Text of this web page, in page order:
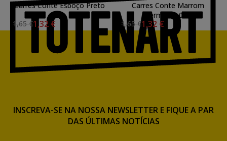
Carres Conte Esboço Preto
B
1,65 €1,32 €
Carres Conte Marrom
Vermelho 007
1,65 €1,32 €
INSCREVA-SE NA NOSSA NEWSLETTER E FIQUE A PAR
DAS ÚLTIMAS NOTÍCIAS